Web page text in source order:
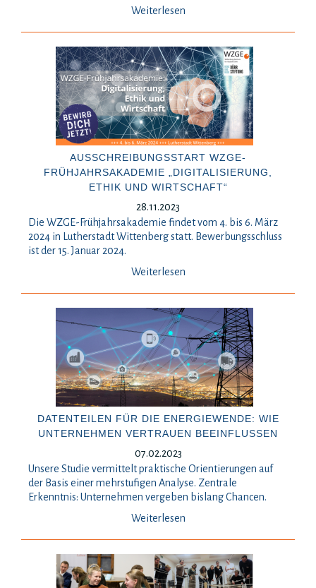
Weiterlesen
AUSSCHREIBUNGSSTART WZGE-
FRÜHJAHRSAKADEMIE „DIGITALISIERUNG,
ETHIK UND WIRTSCHAFT“
28.11.2023
Die WZGE-Frühjahrsakademie findet vom 4. bis 6. März
2024 in Lutherstadt Wittenberg statt. Bewerbungsschluss
ist der 15. Januar 2024.
Weiterlesen
DATENTEILEN FÜR DIE ENERGIEWENDE: WIE
UNTERNEHMEN VERTRAUEN BEEINFLUSSEN
07.02.2023
Unsere Studie vermittelt praktische Orientierungen auf
der Basis einer mehrstufigen Analyse. Zentrale
Erkenntnis: Unternehmen vergeben bislang Chancen.
Weiterlesen